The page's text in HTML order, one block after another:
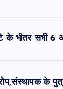
भीतर सभी 6
के